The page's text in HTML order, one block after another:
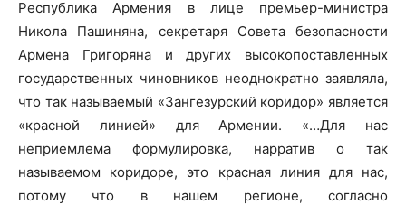
Республика Армения в лице премьер-министра
Никола Пашиняна, секретаря Совета безопасности
Армена Григоряна и других высокопоставленных
государственных чиновников неоднократно заявляла,
что так называемый «Зангезурский коридор» является
«красной линией» для Армении. «…Для нас
неприемлема формулировка, нарратив о так
называемом коридоре, это красная линия для нас,
потому что в нашем регионе, согласно